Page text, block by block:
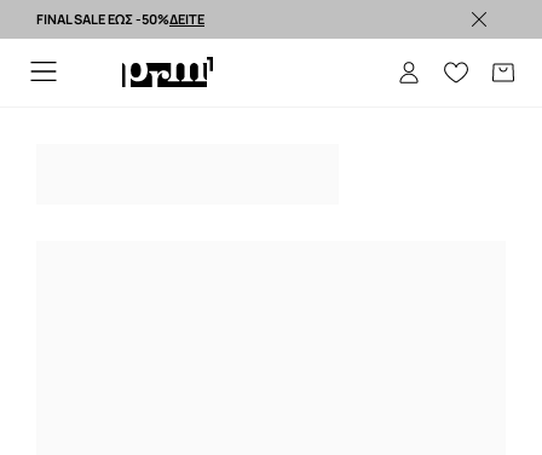
FINAL SALE ΕΩΣ -50%ΔΕΙΤΕ